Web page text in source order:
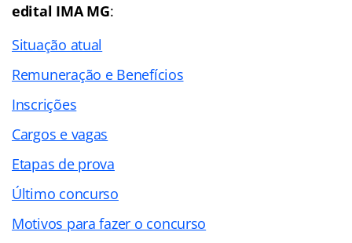
edital IMA MG:
Situação atual
Remuneração e Benefícios
Inscrições
Cargos e vagas
Etapas de prova
Último concurso
Motivos para fazer o concurso